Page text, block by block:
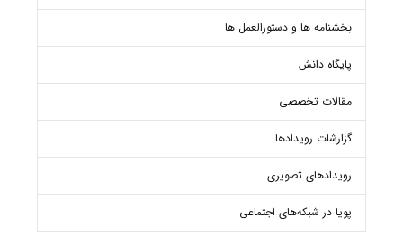
بخشنامه ها و دستورالعمل ها
پایگاه دانش
مقالات تخصصی
گزارشات رویدادها
رویدادهای تصویری
پویا در شبکه‌های اجتماعی